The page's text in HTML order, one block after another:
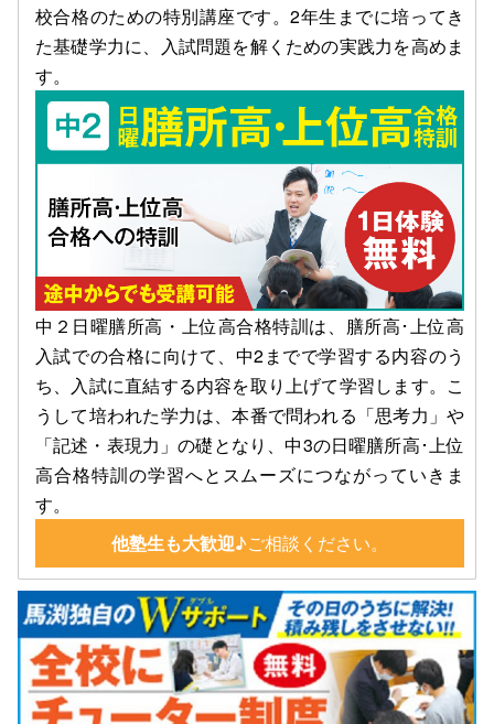
校合格のための特別講座です。2年生までに培ってき
た基礎学力に、入試問題を解くための実践力を高めま
す。
中２日曜膳所高・上位高合格特訓は、膳所高･上位高
入試での合格に向けて、中2までで学習する内容のう
ち、入試に直結する内容を取り上げて学習します。こ
うして培われた学力は、本番で問われる「思考力」や
「記述・表現力」の礎となり、中3の日曜膳所高･上位
高合格特訓の学習へとスムーズにつながっていきま
す。
他塾生も大歓迎♪ご相談ください。